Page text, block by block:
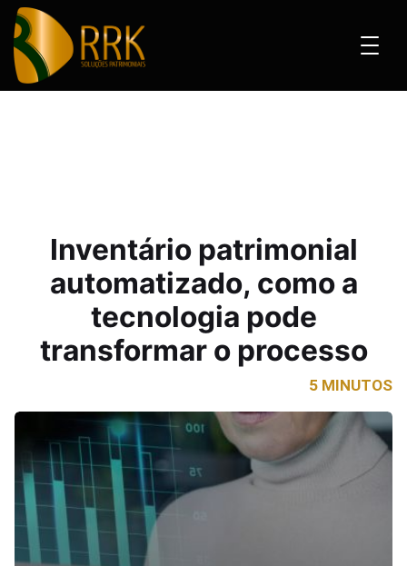
Inventário patrimonial
automatizado, como a
tecnologia pode
transformar o processo
5 MINUTOS